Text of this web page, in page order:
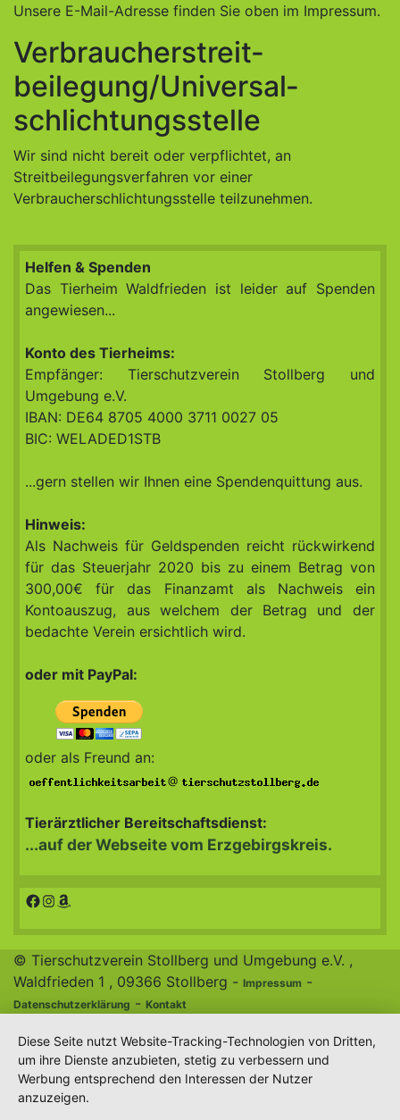
Unsere E-Mail-Adresse finden Sie oben im Impressum.
Verbraucher­streit­
beilegung/Universal­
schlichtungs­stelle
Wir sind nicht bereit oder verpflichtet, an
Streitbeilegungsverfahren vor einer
Verbraucherschlichtungsstelle teilzunehmen.
Helfen & Spenden
Das Tierheim Waldfrieden ist leider auf Spenden
angewiesen...
Konto des Tierheims:
Empfänger: Tierschutzverein Stollberg und
Umgebung e.V.
IBAN: DE64 8705 4000 3711 0027 05
BIC: WELADED1STB
...gern stellen wir Ihnen eine Spendenquittung aus.
Hinweis:
Als Nachweis für Geldspenden reicht rückwirkend
für das Steuerjahr 2020 bis zu einem Betrag von
300,00€ für das Finanzamt als Nachweis ein
Kontoauszug, aus welchem der Betrag und der
bedachte Verein ersichtlich wird.
oder mit PayPal:
oder als Freund an:
@
Tierärztlicher Bereitschaftsdienst:
...auf der Webseite vom Erzgebirgskreis.
Facebook
Instagram
Amazon
© Tierschutzverein Stollberg und Umgebung e.V. ,
Waldfrieden 1 , 09366 Stollberg - Impressum -
Datenschutzerklärung - Kontakt
Diese Seite nutzt Website-Tracking-Technologien von Dritten,
um ihre Dienste anzubieten, stetig zu verbessern und
Werbung entsprechend den Interessen der Nutzer
anzuzeigen.